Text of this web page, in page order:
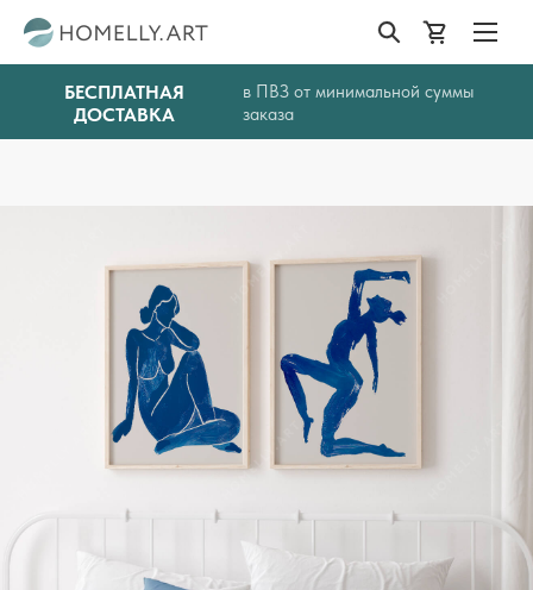
БЕСПЛАТНАЯ
ДОСТАВКА
в ПВЗ от минимальной суммы
заказа